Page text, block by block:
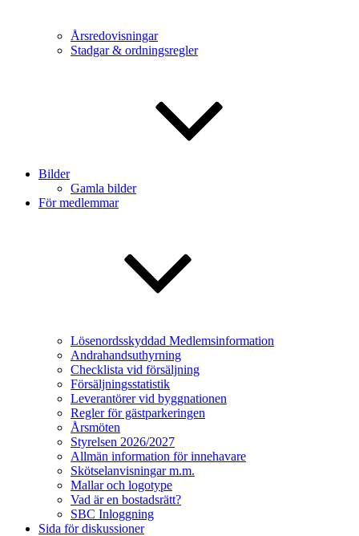
Årsredovisningar
Stadgar & ordningsregler
Bilder
Gamla bilder
För medlemmar
Lösenordsskyddad Medlemsinformation
Andrahandsuthyrning
Checklista vid försäljning
Försäljningsstatistik
Leverantörer vid byggnationen
Regler för gästparkeringen
Årsmöten
Styrelsen 2026/2027
Allmän information för innehavare
Skötselanvisningar m.m.
Mallar och logotype
Vad är en bostadsrätt?
SBC Inloggning
Sida för diskussioner